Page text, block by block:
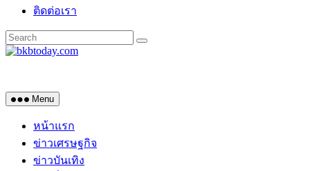
ติดต่อเรา
Menu
หน้าแรก
ข่าวเศรษฐกิจ
ข่าวบันเทิง